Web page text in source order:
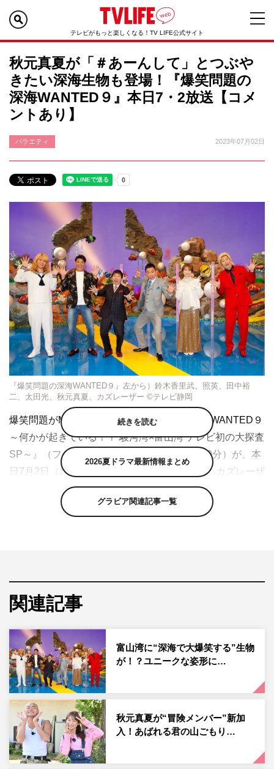
テレビがもっと楽しくなる！TV LIFE公式サイト
秋元真夏が「＃あーんして」とつぶや
きたい深海生物も登場！『爆笑問題の
深海WANTED９』本日7・2放送【コメ
ントあり】
バラエティ 2023年07月02日
『爆笑問題の深海WANTED９』左から）鈴木香里武、照英、田中裕
二、太田光、秋元真夏、カズレーザー ©テレビ静岡
爆笑問題がMCを務める特番『爆笑問題の深海WANTED９
～何かが起きている！？ 駿河湾×富山湾 テレビ初の大探査
SP～』（フジテレビ系 午後4時05分～5時20分）が、本
日7月2日（日）放送。スタジオゲストの照英、カズレーザ
ー、秋元真夏よりコメントが到着した。
水深200メートルより深い海を指す「深海」は、そのほと
る今回は、『何かが起きている！？ 駿河湾×富山湾 テレビ
初の大探査SP』と題し、番組初となる日本海を探査。令
近年、「リュウグウノツカイ」や「ダイオウイカ」など、
巨大深海モンスターが世界的にも異例の多さで目撃されて
いる富山湾。一体何が起こっているのか、水中ドローン撮
影のスペシャリストに協力を仰ぎ、釣り歴30年の照英と鈴
木香里武が撮影に挑む。
そして、この番組のために開発した最新型水中ドローンで
水深1000メートルエリアへ。今回のターゲットのひとつ
続きを読む
2026夏ドラマ最新情報まとめ
グラビア関連記事一覧
関連記事
富山湾に“深海で大爆笑する”生物
が！？ユニークな姿形に…
秋元真夏が“冒険メンバー”新加
入！あばれる君の山ごもり…